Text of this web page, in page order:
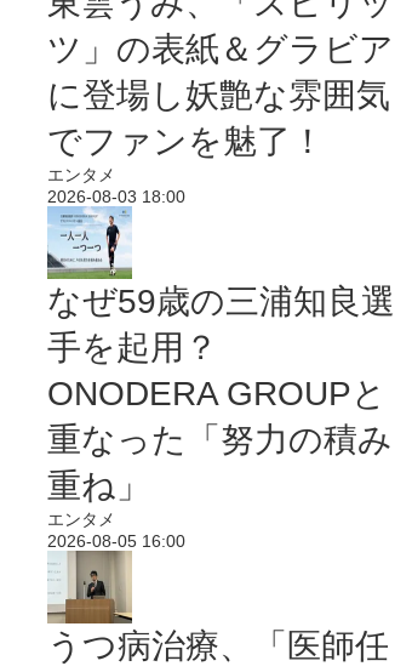
ツ」の表紙＆グラビア
に登場し妖艶な雰囲気
でファンを魅了！
エンタメ
2026-08-03 18:00
なぜ59歳の三浦知良選
手を起用？
ONODERA GROUPと
重なった「努力の積み
重ね」
エンタメ
2026-08-05 16:00
うつ病治療、「医師任